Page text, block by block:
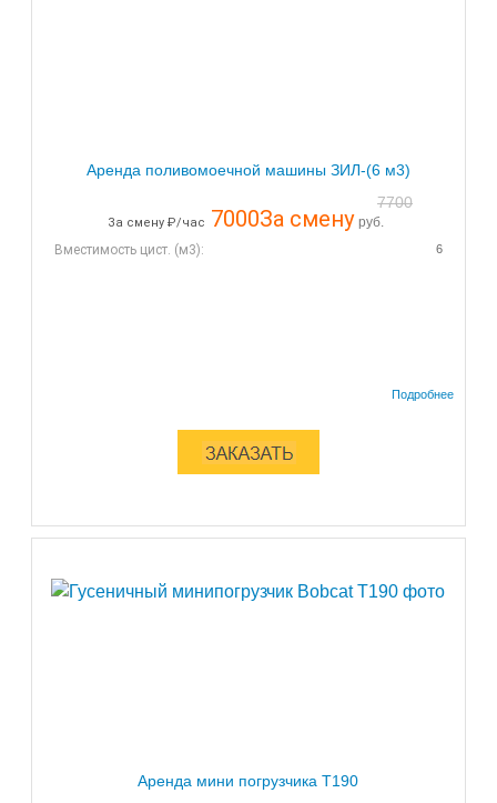
Аренда поливомоечной машины ЗИЛ-(6 м3)
7700
За смену ₽/час 7000За смену руб.
Вместимость цист. (м3):
6
Аренда мини погрузчика T190